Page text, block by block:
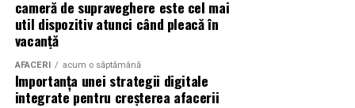
Pentru un studiu de caz tehnic complet, cu fotografii și detalii
suplimentare despre implementarea la beneficiar, vezi:
🔗Sursa originală — studiu de caz detaliat:
testului
În multe fabrici, decizia se ia prea devreme. Dacă lotul a
ieșit bine la prima vedere, este tentant să îl consideri
sigur. Totuși, primele zile după test sunt deseori mai
relevante decât reacția imediată. Unele diferențe apar
cameră de supraveghere este cel mai
util dispozitiv atunci când pleacă în
vacanță
AFACERI acum o săptămână
Importanța unei strategii digitale
integrate pentru creșterea afacerii